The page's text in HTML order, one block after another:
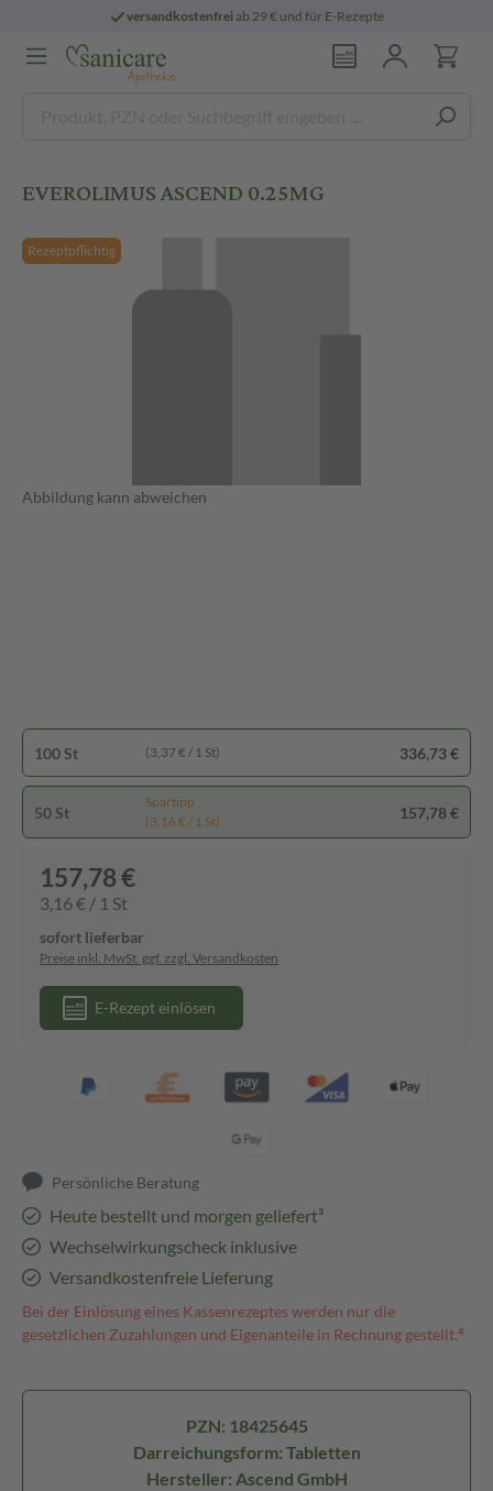
versandkostenfreiab 29 € und für E-Rezepte
EVEROLIMUS ASCEND 0.25MG
Rezeptpflichtig
Abbildung kann abweichen
100 St (3,37 € / 1 St) 336,73 €
50 St
Spartipp
(3,16 € / 1 St)
157,78 €
157,78 €
3,16 € / 1 St
sofort lieferbar
Preise inkl. MwSt. ggf. zzgl. Versandkosten
E-Rezept einlösen
Persönliche Beratung
Heute bestellt und morgen geliefert³
Wechselwirkungscheck inklusive
Versandkostenfreie Lieferung
Bei der Einlösung eines Kassenrezeptes werden nur die
gesetzlichen Zuzahlungen und Eigenanteile in Rechnung gestellt.⁴
PZN: 18425645
Darreichungsform: Tabletten
Hersteller: Ascend GmbH